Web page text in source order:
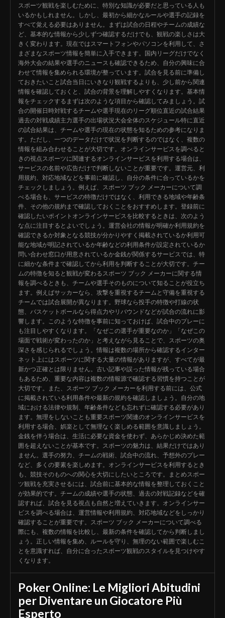
スポーツ観戦を楽しむために、特別な知識が必要だと思っている人も
いるかもしれません。しかし、最初から細かなルールや選手の記録を
すべて覚える必要はありません。まずは試合の日程やチームの成績な
ど、基本的な情報から少しずつ確認するだけでも、観戦の楽しさは大
きく変わります。現在ではスマートフォンやパソコンを利用して、さ
まざまなスポーツ情報を簡単に入手できます。国内リーグだけでなく
海外大会の結果や選手のニュースも確認できるため、自分の興味に合
わせて情報を集められる環境が整っています。試合を見る前に準備し
ておきたいこと試合当日にいきなり観戦するよりも、少し前から関連
情報を確認しておくと、試合の背景を理解しやすくなります。基本情
報をチェックするまずは次のような項目から確認してみましょう。試
合の開催日時対戦するチームや選手現在のリーグ順位直近の試合結果
過去の対戦成績主力選手の出場状況大会全体のスケジュール特に直近
の試合結果は、チームや選手の現在の状態を知るための参考になりま
す。ただし、一つのデータだけで状況を判断するのではなく、複数の
情報を組み合わせることが大切です。オンラインサービスを調べると
きの視点スポーツに関連するオンラインサービスを利用する場合は、
サービスの名前や広告だけで判断しないことが重要です。運営元、利
用規約、対応地域などを事前に確認し、自分の条件に合っているかを
チェックしましょう。例えば、スポーツ ブック メーカーについて調
べる場合も、サービスの特徴だけではなく、利用できる地域や年齢条
件、その他の規約まで確認しておくことをおすすめします。登録前に
確認したいポイントオンラインサービスを比較するときは、次のよう
な点に注目するとよいでしょう。運営会社の情報が明確か利用規約を
確認できるか対象となる競技が分かりやすく掲載されているか利用可
能な地域が明記されているか年齢などの利用条件が設定されているか
問い合わせ窓口が用意されているか金銭が関係するサービスでは、特
に細かな条件まで確認してから利用を判断することが大切です。チー
ムの特徴を知ると観戦が変わるスポーツ ブック メーカーに関する情
報を調べるときも、チームや選手そのものについて知ることが役立ち
ます。例えばサッカーなら、攻撃を重視するチームと守備を重視する
チームでは試合展開が異なります。野球なら投手の特徴や打線の状
態、バスケットボールなら得点力やリバウンドなどが試合の流れに影
響します。このような特徴を事前に知っておけば、試合中のプレーに
も注目しやすくなります。「なぜこの選手が重要なのか」「なぜこの
場面で戦術が変わったのか」と考えながら見ることで、スポーツの奥
深さを感じられるでしょう。情報は複数の場所から確認するインター
ネット上にはスポーツに関する大量の情報がありますが、すべてが最
新かつ正確とは限りません。古い記事や誤った情報が残っている場合
もあるため、重要な内容は複数の情報源で確認する習慣を持つことが
大切です。また、スポーツ ブック メーカーを利用する前には、公式
に掲載されている利用条件や最新の規約を確認しましょう。自分の地
域における法律や規制、年齢条件なども忘れずに確認する必要があり
ます。無理をしないことも重要スポーツ関連のオンラインサービスを
利用する場合、娯楽として無理なく楽しめる範囲を意識しましょう。
金銭を伴う場合は、生活に必要な資金を使わず、あらかじめ決めた範
囲を超えないことが基本です。スポーツの魅力は、結果だけではあり
ません。選手の努力、チームの戦術、試合中の流れ、予想外のプレー
など、多くの要素を楽しめます。オンラインサービスを利用するとき
も、競技そのものへの関心を大切にしたいところです。まとめスポー
ツ観戦を充実させるには、試合前に基本的な情報を整理しておくこと
が効果的です。チームの成績や選手の状態、過去の対戦記録などを確
認すれば、試合を見る視点も自然と増えていきます。オンラインサー
ビスを調べる場合は、運営情報や利用規約、対応地域などをしっかり
確認することが重要です。スポーツ ブック メーカーについて調べる
際にも、複数の情報を比較し、最新の条件を確認してから判断しまし
ょう。正しい情報を集め、ルールを守り、無理のない範囲で楽しむこ
とを意識すれば、自分に合ったスポーツ観戦のスタイルを見つけやす
くなります。
Poker Online: Le Migliori Abitudini
per Diventare un Giocatore Più
Esperto